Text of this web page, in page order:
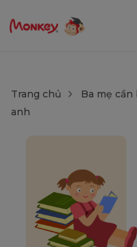
Trang chủ Ba mẹ cần
anh